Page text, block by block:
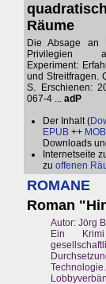
Räume
Die Absage an
Privilegien
Experiment:
und Streitfragen.
S. Erschienen:
067-4 ... adP
Der Inhalt (
EPUB ++ MOBI
Downloads
Internetseite
zu offenen
ROMANE
Roman
Autor: Jörg
Ein